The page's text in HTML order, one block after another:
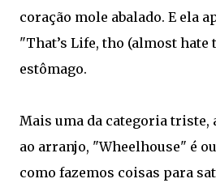
coração mole abalado. E ela
"That’s Life, tho (almost hate
estômago.
Mais uma da categoria triste,
ao arranjo, "Wheelhouse" é
como fazemos coisas para